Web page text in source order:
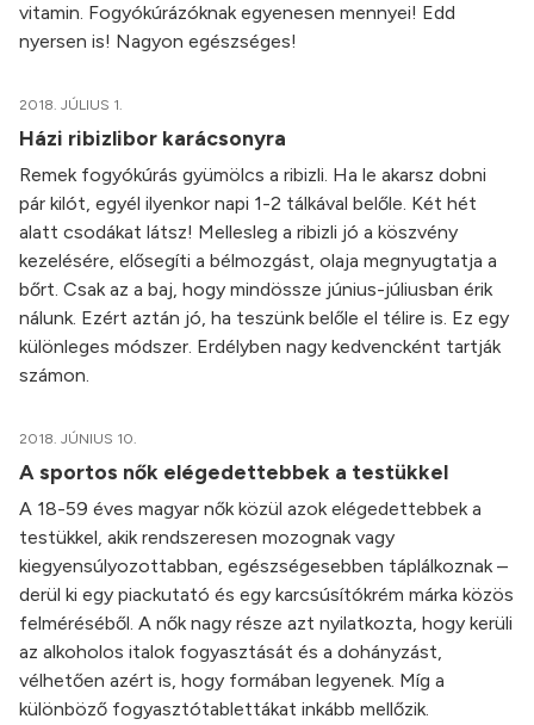
vitamin. Fogyókúrázóknak egyenesen mennyei! Edd
nyersen is! Nagyon egészséges!
2018. JÚLIUS 1.
Házi ribizlibor karácsonyra
Remek fogyókúrás gyümölcs a ribizli. Ha le akarsz dobni
pár kilót, egyél ilyenkor napi 1-2 tálkával belőle. Két hét
alatt csodákat látsz! Mellesleg a ribizli jó a köszvény
kezelésére, elősegíti a bélmozgást, olaja megnyugtatja a
bőrt. Csak az a baj, hogy mindössze június-júliusban érik
nálunk. Ezért aztán jó, ha teszünk belőle el télire is. Ez egy
különleges módszer. Erdélyben nagy kedvencként tartják
számon.
2018. JÚNIUS 10.
A sportos nők elégedettebbek a testükkel
A 18-59 éves magyar nők közül azok elégedettebbek a
testükkel, akik rendszeresen mozognak vagy
kiegyensúlyozottabban, egészségesebben táplálkoznak –
derül ki egy piackutató és egy karcsúsítókrém márka közös
felméréséből. A nők nagy része azt nyilatkozta, hogy kerüli
az alkoholos italok fogyasztását és a dohányzást,
vélhetően azért is, hogy formában legyenek. Míg a
különböző fogyasztótablettákat inkább mellőzik.